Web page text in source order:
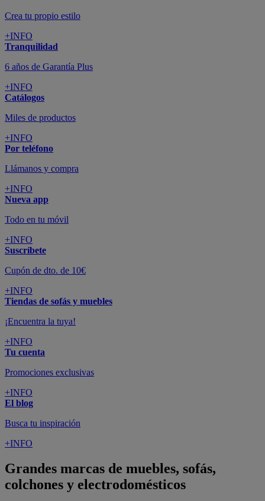
Crea tu propio estilo
+INFO
Tranquilidad
6 años de Garantía Plus
+INFO
Catálogos
Miles de productos
+INFO
Por teléfono
Llámanos y compra
+INFO
Nueva app
Todo en tu móvil
+INFO
Suscríbete
Cupón de dto. de 10€
+INFO
Tiendas de sofás y muebles
¡Encuentra la tuya!
+INFO
Tu cuenta
Promociones exclusivas
+INFO
El blog
Busca tu inspiración
+INFO
Grandes marcas de muebles, sofás,
colchones y electrodomésticos